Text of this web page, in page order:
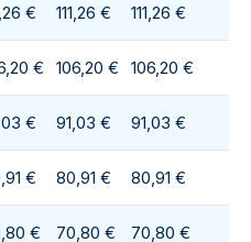
€ 111,26 € 111,26 €
€ 106,20 € 106,20 €
€ 91,03 € 91,03 €
€ 80,91 € 80,91 €
€ 70,80 € 70,80 €